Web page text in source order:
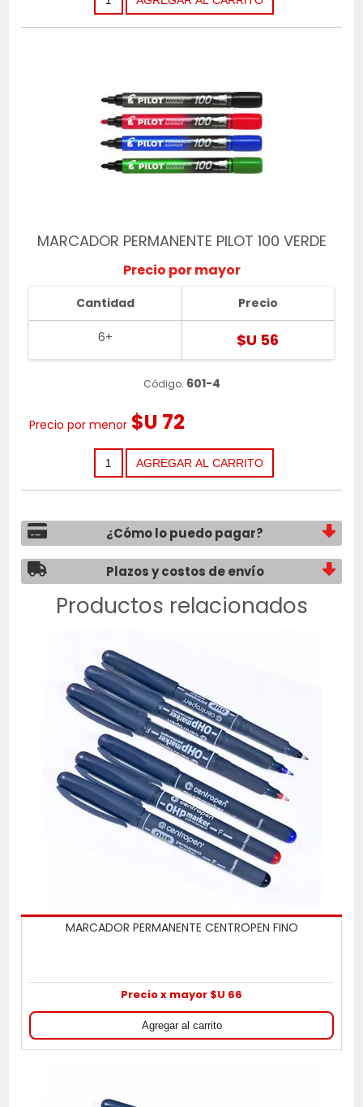
MARCADOR PERMANENTE PILOT 100 VERDE
Precio por mayor
Cantidad
6+
Precio
$U 56
Código: 601-4
Precio por menor $U 72
¿Cómo lo puedo pagar?
Plazos y costos de envío
Productos relacionados
MARCADOR PERMANENTE CENTROPEN FINO
Precio x mayor $U 66